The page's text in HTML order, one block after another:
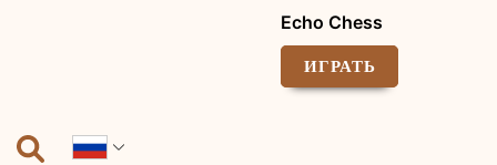
Echo Chess
ИГРАТЬ